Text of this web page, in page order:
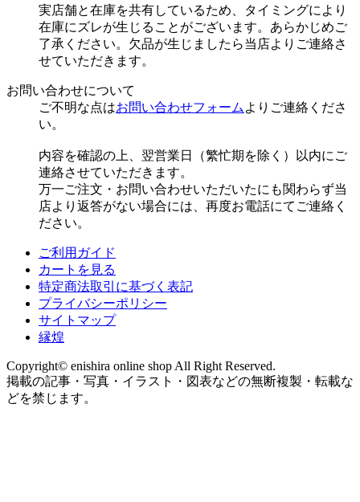
実店舗と在庫を共有しているため、タイミングにより
在庫にズレが生じることがございます。あらかじめご
了承ください。欠品が生じましたら当店よりご連絡さ
せていただきます。
お問い合わせについて
ご不明な点はお問い合わせフォーム よりご連絡くださ
い。
内容を確認の上、翌営業日（繁忙期を除く）以内にご
連絡させていただきます。
万一ご注文・お問い合わせいただいたにも関わらず当
店より返答がない場合には、再度お電話にてご連絡く
ださい。
ご利用ガイド
カートを見る
特定商法取引に基づく表記
プライバシーポリシー
サイトマップ
縁煌
Copyright© enishira online shop All Right Reserved.
掲載の記事・写真・イラスト・図表などの無断複製・転載な
どを禁じます。